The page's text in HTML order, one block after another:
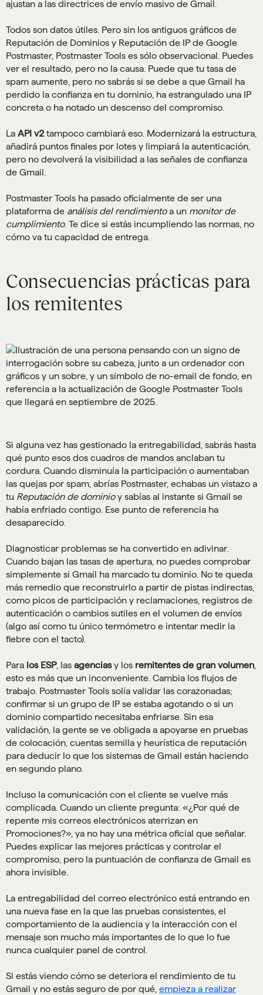
ajustan a las directrices de envío masivo de Gmail.
Todos son datos útiles. Pero sin los antiguos gráficos de
Reputación de Dominios y Reputación de IP de Google
Postmaster, Postmaster Tools es sólo observacional. Puedes
ver el resultado, pero no la causa. Puede que tu tasa de
spam aumente, pero no sabrás si se debe a que Gmail ha
perdido la confianza en tu dominio, ha estrangulado una IP
concreta o ha notado un descenso del compromiso.
La API v2 tampoco cambiará eso. Modernizará la estructura,
añadirá puntos finales por lotes y limpiará la autenticación,
pero no devolverá la visibilidad a las señales de confianza
de Gmail.
Postmaster Tools ha pasado oficialmente de ser una
plataforma de análisis del rendimientoa un monitor de
cumplimiento. Te dice si estás incumpliendo las normas, no
cómo va tu capacidad de entrega.
Consecuencias prácticas para
los remitentes
Si alguna vez has gestionado la entregabilidad, sabrás hasta
qué punto esos dos cuadros de mandos anclaban tu
cordura. Cuando disminuía la participación o aumentaban
las quejas por spam, abrías Postmaster, echabas un vistazo a
tu Reputación de dominioy sabías al instante si Gmail se
había enfriado contigo. Ese punto de referencia ha
desaparecido.
Diagnosticar problemas se ha convertido en adivinar.
Cuando bajan las tasas de apertura, no puedes comprobar
simplemente si Gmail ha marcado tu dominio. No te queda
más remedio que reconstruirlo a partir de pistas indirectas,
como picos de participación y reclamaciones, registros de
autenticación o cambios sutiles en el volumen de envíos
(algo así como tu único termómetro e intentar medir la
fiebre con el tacto).
Para los ESP, las agenciasy los remitentes de gran volumen
esto es más que un inconveniente. Cambia los flujos de
trabajo. Postmaster Tools solía validar las corazonadas;
confirmar si un grupo de IP se estaba agotando o si un
dominio compartido necesitaba enfriarse. Sin esa
validación, la gente se ve obligada a apoyarse en pruebas
de colocación, cuentas semilla y heurística de reputación
para deducir lo que los sistemas de Gmail están haciendo
en segundo plano.
Incluso la comunicación con el cliente se vuelve más
complicada. Cuando un cliente pregunta: «¿Por qué de
repente mis correos electrónicos aterrizan en
Promociones?», ya no hay una métrica oficial que señalar.
Puedes explicar las mejores prácticas y controlar el
compromiso, pero la puntuación de confianza de Gmail es
ahora invisible.
La entregabilidad del correo electrónico está entrando en
una nueva fase en la que las pruebas consistentes, el
comportamiento de la audiencia y la interacción con el
mensaje son mucho más importantes de lo que lo fue
nunca cualquier panel de control.
Si estás viendo cómo se deteriora el rendimiento de tu
Gmail y no estás seguro de por qué, empieza a realizar